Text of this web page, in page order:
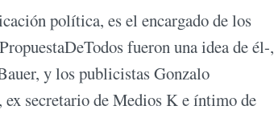
política, es el encargado de los
fueron una idea de él-,
y los publicistas Gonzalo
secretario de Medios K e íntimo de